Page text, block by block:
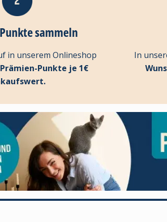
sammeln
in unserem Onlineshop
Punkte je 1€
In